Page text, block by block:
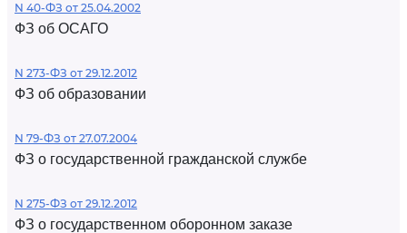
N 40-ФЗ от 25.04.2002
ФЗ об ОСАГО
N 273-ФЗ от 29.12.2012
ФЗ об образовании
N 79-ФЗ от 27.07.2004
ФЗ о государственной гражданской службе
N 275-ФЗ от 29.12.2012
ФЗ о государственном оборонном заказе